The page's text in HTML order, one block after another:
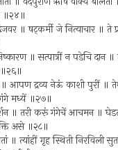
॥२४॥
॥ षट्‍कर्मी जे नित्याचार ॥ ते
॥ सत्पात्रीं न पडेचि दान
॥ आपण द्रव्य नेऊं काशी पुरीं ॥
मध्यें ॥२७॥
दर्शन ॥ तरी करूं गंगेचें आचमन ॥
असे ॥२८॥
॥ त्यांहीं गृह स्थिती निरविली